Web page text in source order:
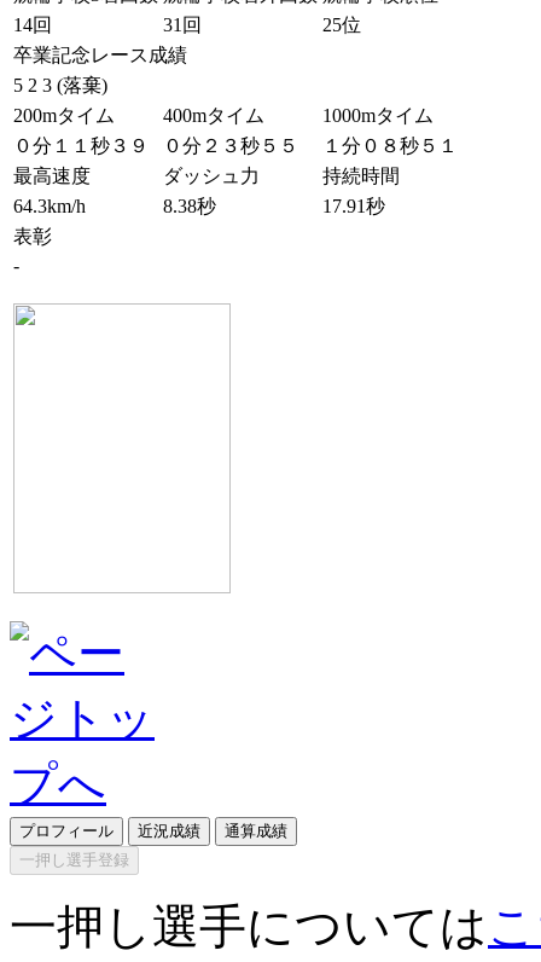
14回
31回
25位
卒業記念レース成績
5 2 3 (落棄)
200mタイム
400mタイム
1000mタイム
０分１１秒３９
０分２３秒５５
１分０８秒５１
最高速度
ダッシュ力
持続時間
64.3km/h
8.38秒
17.91秒
表彰
-
プロフィール 近況成績
通算成績
一押し選手登録
一押し選手については